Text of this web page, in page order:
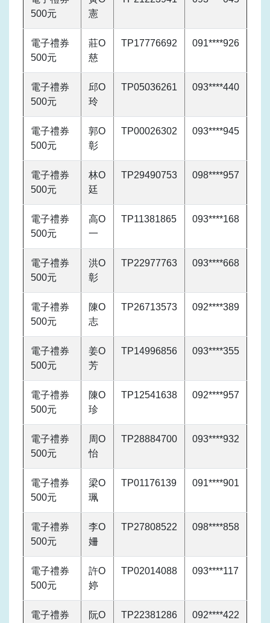
500元
憲
電子禮券
500元
莊O
慈
TP17776692 091****926
電子禮券
500元
邱O
玲
TP05036261 093****440
電子禮券
500元
郭O
彰
TP00026302 093****945
電子禮券
500元
林O
廷
TP29490753 098****957
電子禮券
500元
高O
一
TP11381865 093****168
電子禮券
500元
洪O
彰
TP22977763 093****668
電子禮券
500元
陳O
志
TP26713573 092****389
電子禮券
500元
姜O
芳
TP14996856 093****355
電子禮券
500元
陳O
珍
TP12541638 092****957
電子禮券
500元
周O
怡
TP28884700 093****932
電子禮券
500元
梁O
珮
TP01176139 091****901
電子禮券
500元
李O
姍
TP27808522 098****858
電子禮券
500元
許O
婷
TP02014088 093****117
電子禮券
阮O
TP22381286 092****422